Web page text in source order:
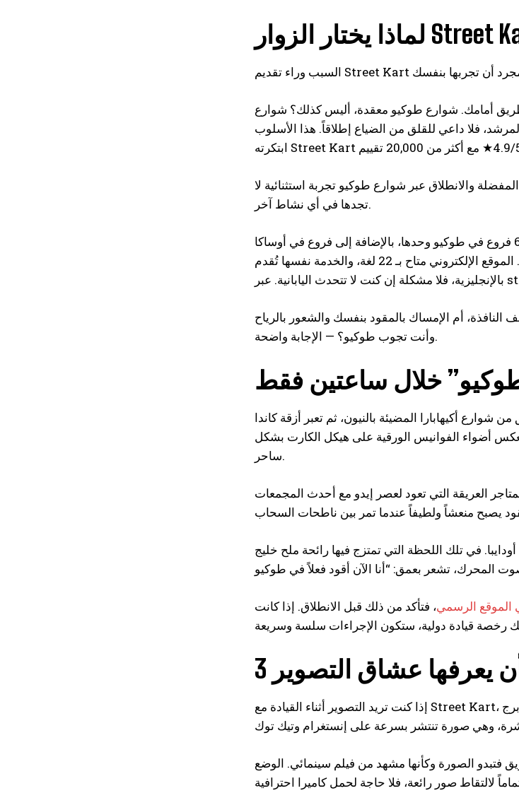
أمامك. شوارع طوكيو معقدة، أليس كذلك؟ شوارع
فلا داعي للقلق من الضياع إطلاقاً. هذا الأسلوب
المفضلة والانطلاق عبر شوارع طوكيو تجربة استثنائية لا
تجدها في أي نشاط آخر.
وبفضل امتلاكها لأكثر من 250 مركبة، تستوعب الحجوزات الجماعية بسهولة. لديها 6 فروع في طوكيو وحدها، بالإضافة إلى فروع في أوساكا
وأوكيناوا، لذا كثير من الزوار يكررون التجربة عدة مرات خلال رحلتهم في اليابان. الموقع الإلكتروني متاح بـ 22 لغة، والخدمة نفسها تُقدم
أم الإمساك بالمقود بنفسك والشعور بالرياح
وأنت تجوب طوكيو؟ — الإجابة واضحة.
خلال ساعتين فقط
أكيهابارا المضيئة بالنيون، ثم تعبر أزقة كاندا
أضواء الفوانيس الورقية على هيكل الكارت بشكل
ساحر.
العريقة التي تعود لعصر إيدو مع أحدث المجمعات
في تلك اللحظة التي تمتزج فيها رائحة ملح خليج
الرسمي، فتأكد من ذلك قبل الانطلاق. إذا كانت
يعرفها عشاق التصوير
إذا كنت تريد التصوير أثناء القيادة مع Street Kart، فالتوقف عند الإشارات الحمراء هو فرصتك الذهبية. الموقع الأبرز هو تقاطع أسفل برج
فتبدو الصورة وكأنها مشهد من فيلم سينمائي. الوضع